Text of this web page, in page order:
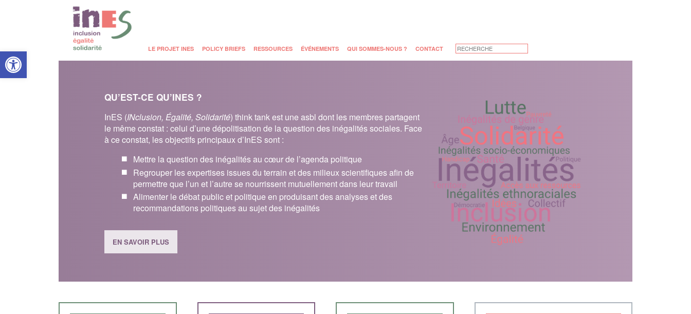
Open toolbar LE PROJET INES POLICY BRIEFS RESSOURCES ÉVÉNEMENTS QUI SOMMES-NOUS ? CONTACT
QU’EST-CE QU’INES ?
InES (INclusion, Égalité, Solidarité) think tank est une asbl dont les membres partagent
le même constat : celui d’une dépolitisation de la question des inégalités sociales. Face
à ce constat, les objectifs principaux d’InES sont :
Mettre la question des inégalités au cœur de l’agenda politique
Regrouper les expertises issues du terrain et des milieux scientifiques afin de
permettre que l’un et l’autre se nourrissent mutuellement dans leur travail
Alimenter le débat public et politique en produisant des analyses et des
recommandations politiques au sujet des inégalités
EN SAVOIR PLUS